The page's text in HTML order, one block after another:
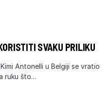
SVAKU PRILIKU
Antonelli u Belgiji se vratio
ruku što…